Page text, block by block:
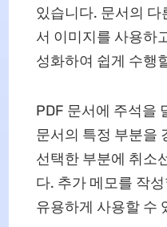
있습니다. 문서의 다
서 이미지를 사용하
성화하여 쉽게 수행
PDF 문서에 주석을
문서의 특정 부분을
선택한 부분에 취소
다. 추가 메모를 작
유용하게 사용할 수